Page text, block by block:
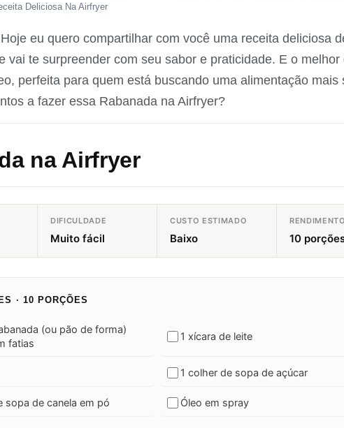
Deliciosa Na Airfryer
eu quero compartilhar com você uma receita deliciosa
vai te surpreender com seu sabor e praticidade. E o melhor
perfeita para quem está buscando uma alimentação mais
a fazer essa Rabanada na Airfryer?
na Airfryer
DIFICULDADE
Muito fácil
CUSTO ESTIMADO
Baixo
RENDIMENTO
10
· 10 PORÇÕES
(ou pão de forma)
fatias
1 xícara de leite
1 colher de sopa de açúcar
sopa de canela em pó Óleo em spray